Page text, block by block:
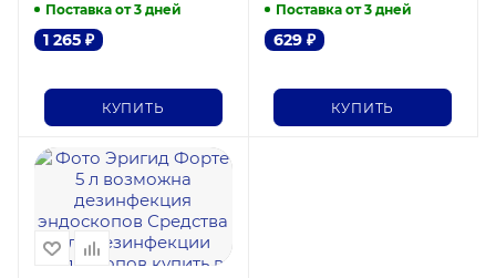
Поставка от 3 дней
1 265 ₽
КУПИТЬ
Поставка от 3 дней
629₽
КУПИТЬ